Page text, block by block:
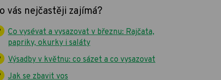
vás nejčastěji zajímá?
Co vysévat a vysazovat v březnu: Rajčata,
papriky, okurky i saláty
Výsadby v květnu: co sázet a co vysazovat
Jak se zbavit vos